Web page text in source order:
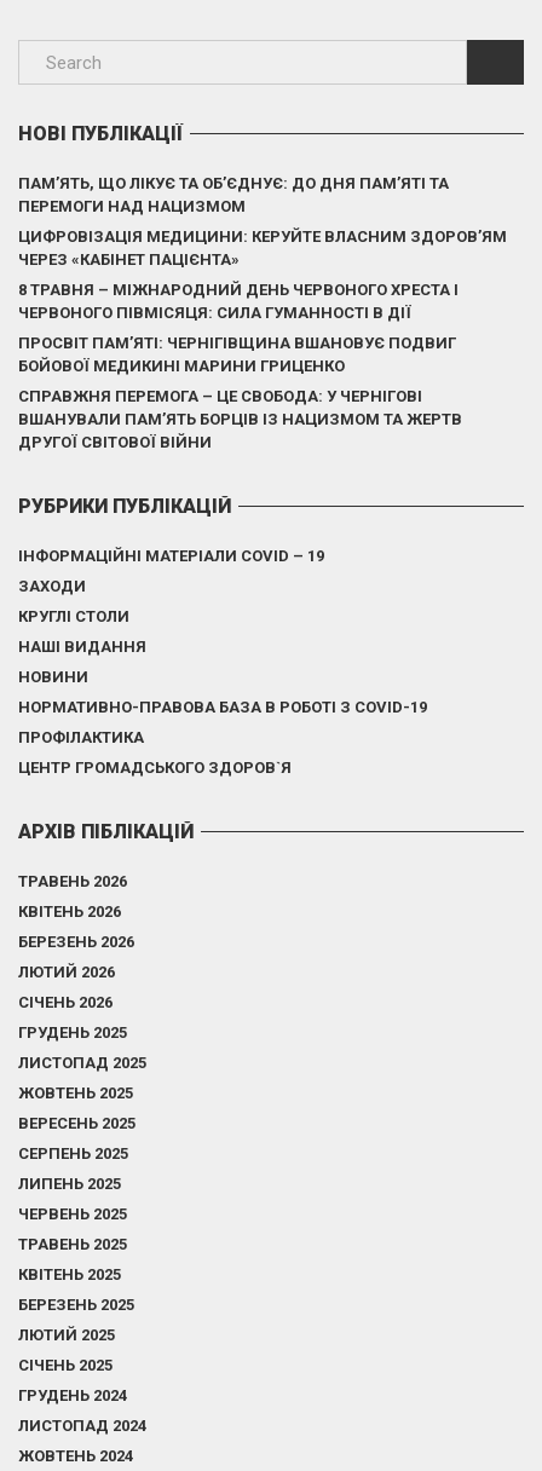
НОВІ ПУБЛІКАЦІЇ
ПАМ’ЯТЬ, ЩО ЛІКУЄ ТА ОБ’ЄДНУЄ: ДО ДНЯ ПАМ’ЯТІ ТА
ПЕРЕМОГИ НАД НАЦИЗМОМ
ЦИФРОВІЗАЦІЯ МЕДИЦИНИ: КЕРУЙТЕ ВЛАСНИМ ЗДОРОВ’ЯМ
ЧЕРЕЗ «КАБІНЕТ ПАЦІЄНТА»
8 ТРАВНЯ – МІЖНАРОДНИЙ ДЕНЬ ЧЕРВОНОГО ХРЕСТА І
ЧЕРВОНОГО ПІВМІСЯЦЯ: СИЛА ГУМАННОСТІ В ДІЇ
ПРОСВІТ ПАМ’ЯТІ: ЧЕРНІГІВЩИНА ВШАНОВУЄ ПОДВИГ
БОЙОВОЇ МЕДИКИНІ МАРИНИ ГРИЦЕНКО
СПРАВЖНЯ ПЕРЕМОГА – ЦЕ СВОБОДА: У ЧЕРНІГОВІ
ВШАНУВАЛИ ПАМ’ЯТЬ БОРЦІВ ІЗ НАЦИЗМОМ ТА ЖЕРТВ
ДРУГОЇ СВІТОВОЇ ВІЙНИ
РУБРИКИ ПУБЛІКАЦІЙ
ІНФОРМАЦІЙНІ МАТЕРІАЛИ COVID – 19
ЗАХОДИ
КРУГЛІ СТОЛИ
НАШІ ВИДАННЯ
НОВИНИ
НОРМАТИВНО-ПРАВОВА БАЗА В РОБОТІ З COVID-19
ПРОФІЛАКТИКА
ЦЕНТР ГРОМАДСЬКОГО ЗДОРОВ`Я
АРХІВ ПІБЛІКАЦІЙ
ТРАВЕНЬ 2026
КВІТЕНЬ 2026
БЕРЕЗЕНЬ 2026
ЛЮТИЙ 2026
СІЧЕНЬ 2026
ГРУДЕНЬ 2025
ЛИСТОПАД 2025
ЖОВТЕНЬ 2025
ВЕРЕСЕНЬ 2025
СЕРПЕНЬ 2025
ЛИПЕНЬ 2025
ЧЕРВЕНЬ 2025
ТРАВЕНЬ 2025
КВІТЕНЬ 2025
БЕРЕЗЕНЬ 2025
ЛЮТИЙ 2025
СІЧЕНЬ 2025
ГРУДЕНЬ 2024
ЛИСТОПАД 2024
ЖОВТЕНЬ 2024